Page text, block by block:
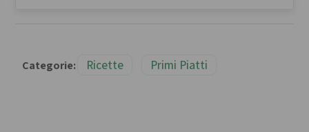
Categorie: Ricette Primi Piatti